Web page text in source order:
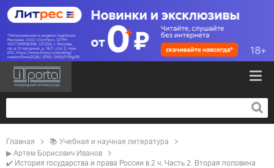
Главная 📚
учебная и научная литература
▶ Артем Борисович Иванов
✔️ История государства и права России в 2 ч. Часть 2. Вторая половина